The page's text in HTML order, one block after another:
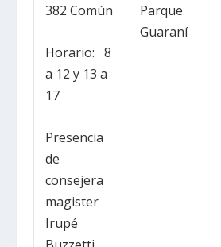
382 Común
Horario: 8
a 12 y 13 a
17
Presencia
de
consejera
magister
Irupé
Parque
Guaraní